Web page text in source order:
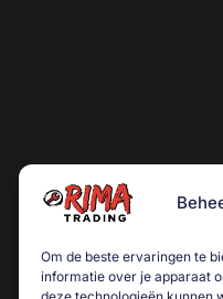
Om de beste ervaringen te
informatie over je apparaat